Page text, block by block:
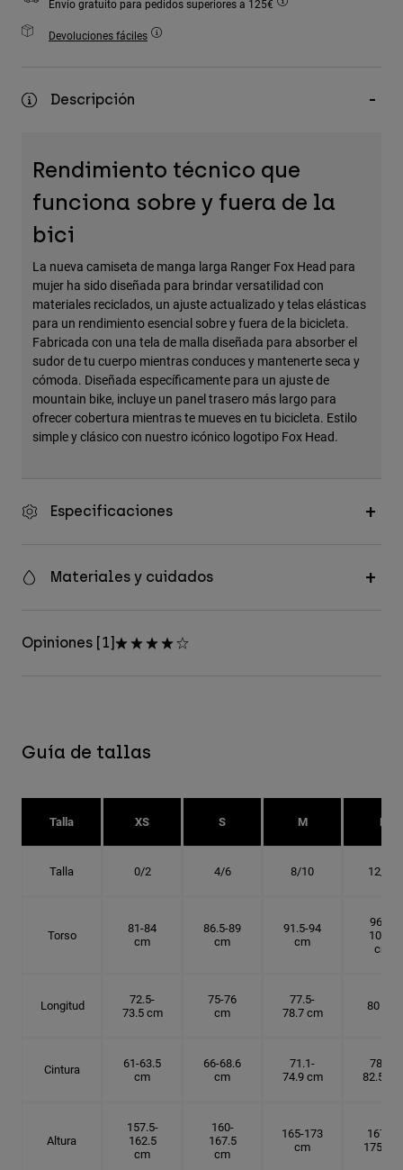
Accesorios
Gorras y Gorros
Envío gratuito para pedidos superiores a 125€
Devoluciones fáciles
Descripción
Rendimiento técnico que
funciona sobre y fuera de la
bici
La nueva camiseta de manga larga Ranger Fox Head para
mujer ha sido diseñada para brindar versatilidad con
materiales reciclados, un ajuste actualizado y telas elásticas
para un rendimiento esencial sobre y fuera de la bicicleta.
Fabricada con una tela de malla diseñada para absorber el
sudor de tu cuerpo mientras conduces y mantenerte seca y
cómoda. Diseñada específicamente para un ajuste de
mountain bike, incluye un panel trasero más largo para
ofrecer cobertura mientras te mueves en tu bicicleta. Estilo
simple y clásico con nuestro icónico logotipo Fox Head.
Especificaciones
Materiales y cuidados
Opiniones [1]
Guía de tallas
Talla XS S M L
Talla 0/2 4/6 8/10 12/14
Torso
81-84
cm
86.5-89
cm
91.5-94
cm
96.5-
101.5
cm
Longitud
72.5-
73.5 cm
75-76
cm
77.5-
78.7 cm
80 cm
Cintura
61-63.5
cm
66-68.6
cm
71.1-
74.9 cm
78.7-
82.5 cm
Altura
157.5-
162.5
cm
160-
167.5
cm
165-173
cm
167.5-
175 cm